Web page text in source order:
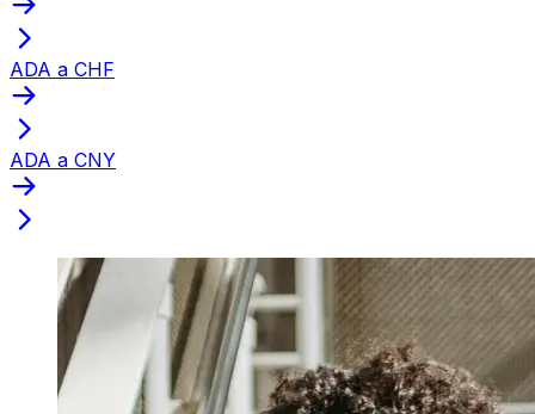
ADA a CHF
ADA a CNY